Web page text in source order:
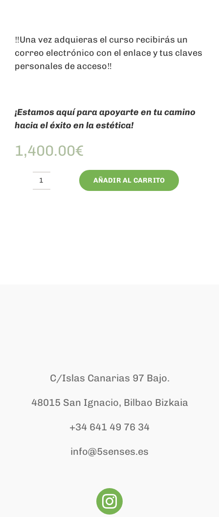
‼️Una vez adquieras el curso recibirás un
correo electrónico con el enlace y tus claves
personales de acceso‼️
¡Estamos aquí para apoyarte en tu camino
hacia el éxito en la estética!
1,400.00€
06.Máster
AÑADIR AL CARRITO
C/Islas Canarias 97 Bajo.
48015 San Ignacio, Bilbao Bizkaia
+34 641 49 76 34
info@5senses.es